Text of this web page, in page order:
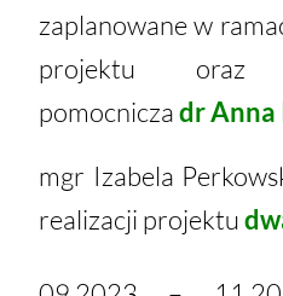
zaplanowane w
projektu
pomocniczadr
mgr Izabela
realizacji projektu